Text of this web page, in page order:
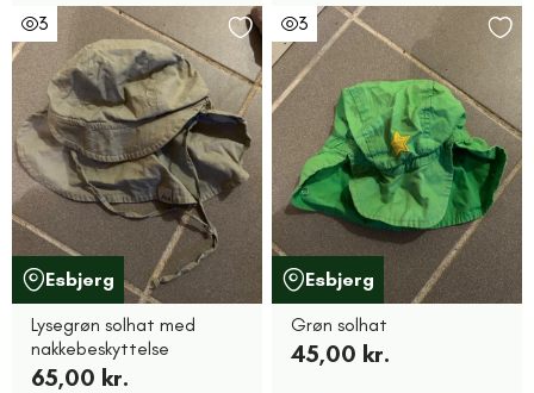
3
Esbjerg
Lysegrøn solhat med
nakkebeskyttelse
65,00 kr.
3
Esbjerg
Grøn solhat
45,00 kr.